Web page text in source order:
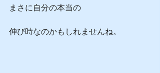
まさに自分の本当の
伸び時なのかもしれませんね。